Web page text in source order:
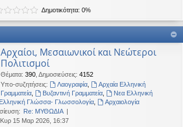
Δημοτικότητα: 0%
Αρχαίοι, Μεσαιωνικοί και Νεώτεροι
Πολιτισμοί
Θέματα: 390 Δημοσιεύσεις: 4152
Υπο-συζητήσεις:
Λαογραφία,
Αρχαία Ελληνική
Γραμματεία
Βυζαντινή Γραμματεία,
Νεα Ελληνική
Ελληνική Γλώσσα- Γλωσσολογία,
Αρχαιολογία
Re: ΜΥΘΩΔΙΑ
, Κυρ 15 Μαρ 2026, 16:37